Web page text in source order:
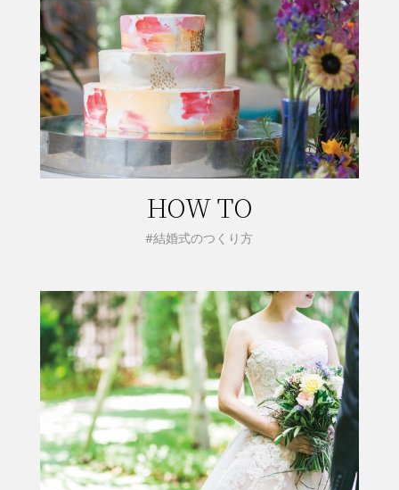
HOW TO
#結婚式のつくり方